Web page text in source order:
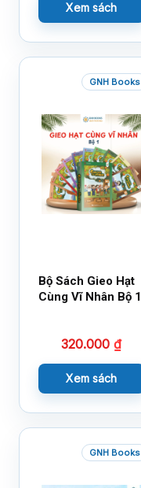
Xem sách
GNH Books
Bộ Sách Gieo Hạt
Cùng Vĩ Nhân Bộ 1
320.000₫
Xem sách
GNH Books